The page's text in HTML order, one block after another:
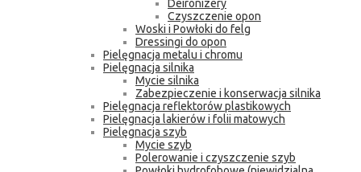
Deironizery
Czyszczenie opon
Woski i Powłoki do felg
Dressingi do opon
Pielęgnacja metalu i chromu
Pielęgnacja silnika
Mycie silnika
Zabezpieczenie i konserwacja silnika
Pielęgnacja reflektorów plastikowych
Pielęgnacja lakierów i folii matowych
Pielęgnacja szyb
Mycie szyb
Polerowanie i czyszczenie szyb